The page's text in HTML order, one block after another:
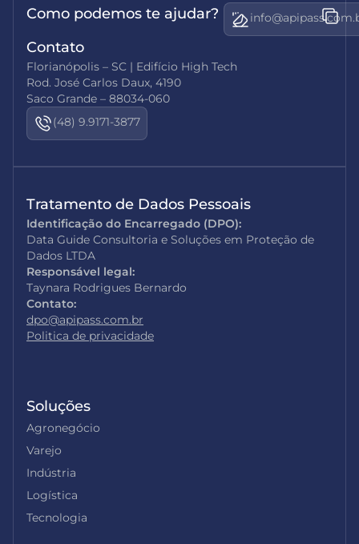
Como podemos te ajudar?
Contato
Florianópolis – SC | Edifício High Tech
Rod. José Carlos Daux, 4190
Saco Grande – 88034-060
(48) 9.9171-3877
Soluções
Agronegócio
Varejo
Indústria
Logística
Tecnologia
Tratamento de Dados Pessoais
Identificação do Encarregado (DPO):
Data Guide Consultoria e Soluções em Proteção de
Dados LTDA
Responsável legal:
Taynara Rodrigues Bernardo
Contato:
dpo@apipass.com.br
Politica de privacidade